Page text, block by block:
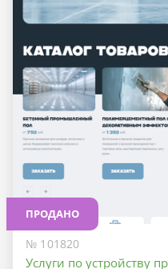
ПРОДАНО
№ 101820
Услуги по устройству